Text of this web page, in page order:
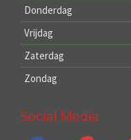
Donderdag
Vrijdag
Zaterdag
Zondag
Social Media